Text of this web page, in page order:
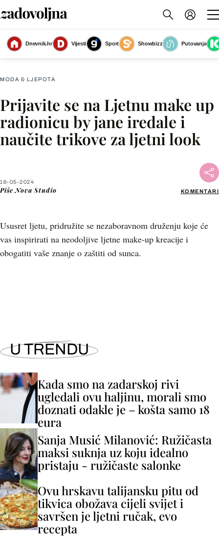
Dnevnik.hr Vijesti Sport Showbizz
Putovanja
Prijavite se na jane iredale radionicu
(Foto: PR)
MODA & LJEPOTA
Prijavite se na Ljetnu make up
radionicu by jane iredale i
naučite trikove za ljetni look
16-05-2024
Piše Nova Studio KOMENTARI
Ususret ljetu, pridružite se nezaboravnom druženju koje će
vas inspirirati na neodoljive ljetne make-up kreacije i
obogatiti vaše znanje o zaštiti od sunca.
Facebook
X
U TRENDU
Kada smo na zadarskoj rivi
ugledali ovu haljinu, morali smo
doznati odakle je – košta samo 18
eura
Sanja Musić Milanović: Ružičasta
maksi suknja uz koju idealno
pristaju - ružičaste salonke
Ovu hrskavu talijansku pitu od
tikvica obožava cijeli svijet i
savršen je ljetni ručak, evo
recepta